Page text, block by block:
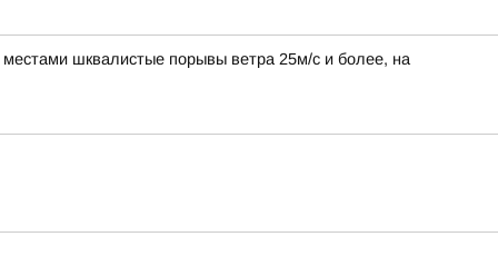
шквалистые порывы ветра 25м/с и более, на